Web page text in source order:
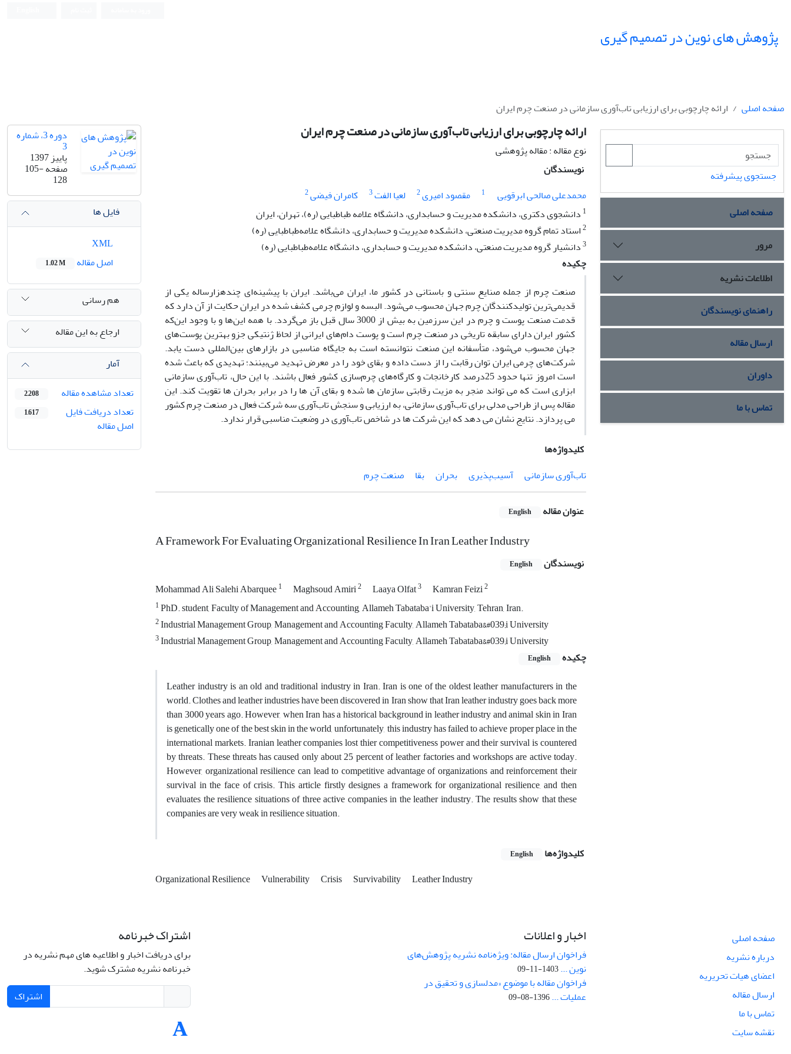
پژوهش های نوین در تصمیم گیری
صفحه اصلی ارائه چارچوبی برای ارزیابی تاب‌آوری سازمانی در صنعت چرم ایران
ارائه چارچوبی برای ارزیابی تاب‌آوری سازمانی در صنعت چرم ایران
نوع مقاله : مقاله پژوهشی
نویسندگان
محمدعلی صالحی ابرقویی
1 مقصود امیری2 لعیا الفت3 کامران فیضی2
1 دانشجوی دکتری، دانشکده مدیریت و حسابداری، دانشگاه علامه طباطبایی (ره)، تهران، ایران
2استاد تمام گروه مدیریت صنعتی، دانشکده مدیریت و حسابداری، دانشگاه علامه‌طباطبایی (ره)
3دانشیار گروه مدیریت صنعتی، دانشکده مدیریت و حسابداری، دانشگاه علامه‌طباطبایی (ره)
چکیده
صنعت چرم از جمله صنایع سنتی و باستانی در کشور ما، ایران می‌باشد. ایران با پیشینه‌ای چندهزارساله یکی از
قدیمی‌ترین تولیدکنندگان چرم جهان محسوب می‌شود. البسه و لوازم چرمی کشف شده در ایران حکایت از آن دارد که
قدمت صنعت پوست و چرم در این سرزمین به بیش از 3000 سال قبل باز می‌گردد. با همه این‌ها و با وجود این‌که
کشور ایران دارای سابقه تاریخی در صنعت چرم است و پوست دام‌های ایرانی از لحاظ ژنتیکی جزو بهترین پوست‌های
جهان محسوب می‌شود، متأسفانه این صنعت نتوانسته است به جایگاه مناسبی در بازارهای بین‌المللی دست یابد.
شرکت‌های چرمی ایران توان رقابت را از دست داده و بقای خود را در معرض تهدید می‌بینند؛ تهدیدی که باعث شده
است امروز تنها حدود 25درصد کارخانجات و کارگاه‌های چرم‌سازی کشور فعال باشند. با این حال، تاب‌آوری سازمانی
ابزاری است که می تواند منجر به مزیت رقابتی سازمان ها شده و بقای آن ها را در برابر بحران ها تقویت کند. این
مقاله پس از طراحی مدلی برای تاب‌آوری سازمانی، به ارزیابی و سنجش تاب‌آوری سه شرکت فعال در صنعت چرم کشور
می پردازد. نتایج نشان می دهد که این شرکت ها در شاخص تاب‌آوری در وضعیت مناسبی قرار ندارد.
کلیدواژه‌ها
تاب‌آوری سازمانی
آسیب‌پذیری بحران بقا صنعت چرم
عنوان مقاله English
A Framework For Evaluating Organizational Resilience In Iran Leather Industry
نویسندگان English
Mohammad Ali Salehi Abarquee1 Maghsoud Amiri2 Laaya Olfat3 Kamran Feizi2
1PhD. student, Faculty of Management and Accounting, Allameh Tabataba'i University, Tehran, Iran.
2Industrial Management Group, Management and Accounting Faculty, Allameh Tabataba&#039;i University
3Industrial Management Group, Management and Accounting Faculty, Allameh Tabataba&#039;i University
چکیده
English
Leather industry is an old and traditional industry in Iran. Iran is one of the oldest leather manufacturers in the
world. Clothes and leather industries have been discovered in Iran show that Iran leather industry goes back more
than 3000 years ago. However, when Iran has a historical background in leather industry and animal skin in Iran
is genetically one of the best skin in the world, unfortunately, this industry has failed to achieve proper place in the
international markets. Iranian leather companies lost thier competitiveness power and their survival is countered
by threats. These threats has caused only about 25 percent of leather factories and workshops are active today.
However, organizational resilience can lead to competitive advantage of organizations and reinforcement their
survival in the face of crisis. This article firstly designes a framework for organizational resilience, and then
evaluates the resilience situations of three active companies in the leather industry. The results show that these
companies are very weak in resilience situation.
کلیدواژه‌ها English
Organizational Resilience Vulnerability Crisis Survivability Leather Industry
دوره 3، شماره
3
پاییز 1397
صفحه105-
128
فایل ها
اصل مقاله
1.02 M
هم رسانی
ارجاع به این مقاله
آمار
تعداد مشاهده مقاله
2,208
تعداد دریافت فایل
اصل مقاله
1,617
جستجوی پیشرفته
صفحه اصلی
مرور
اطلاعات نشریه
راهنمای نویسندگان
ارسال مقاله
داوران
تماس با ما
صفحه اصلی
درباره نشریه
اعضای هیات تحریریه
ارسال مقاله
تماس با ما
نقشه سایت
اخبار و اعلانات
فراخوان ارسال مقاله: ویژه‌نامه نشریه پژوهش‌های
نوین ...1403-11-09
فراخوان مقاله با موضوع «مدلسازی و تحقیق در
عملیات ...1396-08-09
اشتراک خبرنامه
برای دریافت اخبار و اطلاعیه های مهم نشریه در
خبرنامه نشریه مشترک شوید.
اشتراک